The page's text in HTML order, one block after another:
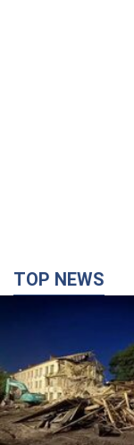
TOP NEWS